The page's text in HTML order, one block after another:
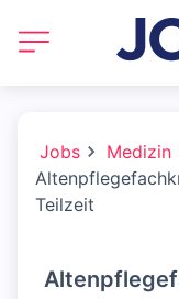
Jobs
Medizin
Teilzeit